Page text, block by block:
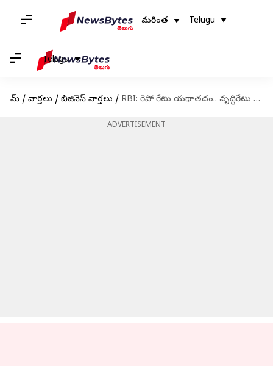
మరింత Telugu
Telugu
హోమ్ / వార్తలు / బిజినెస్ వార్తలు / RBI: రెపో రేటు యథాతదం.. వృద్ధిరేటు అంచనాల పెంపు
ADVERTISEMENT